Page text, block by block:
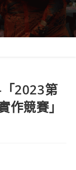
2023第
作競賽」